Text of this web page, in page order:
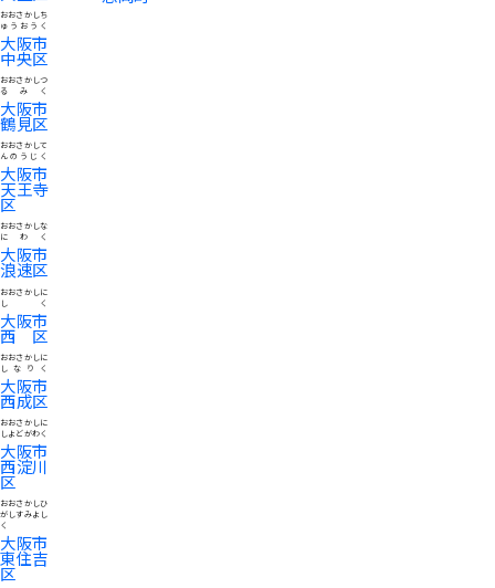
大阪市
中央区
おおさかしち
ゅうおうく
大阪市
鶴見区
おおさかしつ
るみく
大阪市
天王寺
区
おおさかして
んのうじく
大阪市
浪速区
おおさかしな
にわく
大阪市
西区
おおさかしに
しく
大阪市
西成区
おおさかしに
しなりく
大阪市
西淀川
区
おおさかしに
しよどがわく
大阪市
東住吉
区
おおさかしひ
がしすみよし
く